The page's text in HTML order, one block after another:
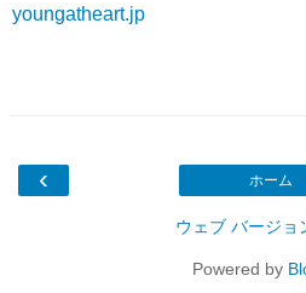
youngatheart.jp
‹ ホーム
ウェブ バージョ
Powered by